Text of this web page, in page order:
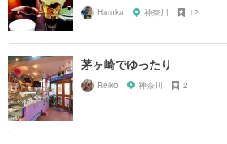
Haruka 神奈川 12
茅ヶ崎でゆったり
Reiko 神奈川 2